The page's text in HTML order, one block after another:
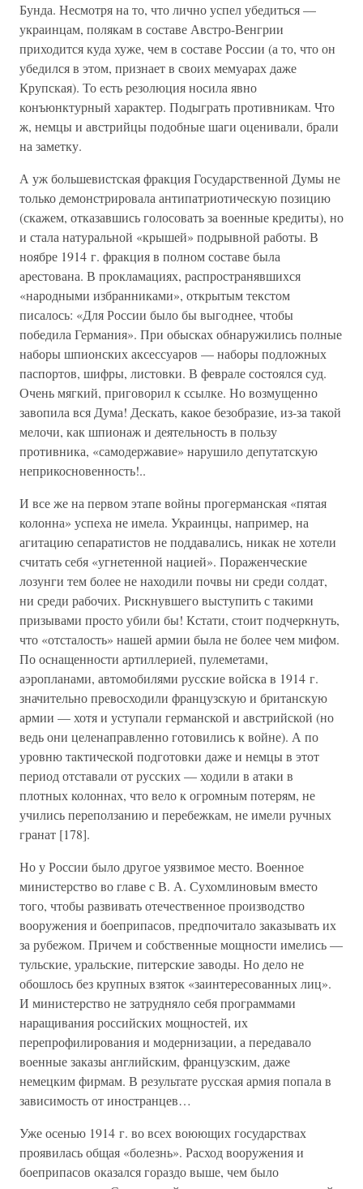
Бунда. Несмотря на то, что лично успел убедиться —
украинцам, полякам в составе Австро-Венгрии
приходится куда хуже, чем в составе России (а то, что он
убедился в этом, признает в своих мемуарах даже
Крупская). То есть резолюция носила явно
конъюнктурный характер. Подыграть противникам. Что
ж, немцы и австрийцы подобные шаги оценивали, брали
на заметку.
А уж большевистская фракция Государственной Думы не
только демонстрировала антипатриотическую позицию
(скажем, отказавшись голосовать за военные кредиты), но
и стала натуральной «крышей» подрывной работы. В
ноябре 1914 г. фракция в полном составе была
арестована. В прокламациях, распространявшихся
«народными избранниками», открытым текстом
писалось: «Для России было бы выгоднее, чтобы
победила Германия». При обысках обнаружились полные
наборы шпионских аксессуаров — наборы подложных
паспортов, шифры, листовки. В феврале состоялся суд.
Очень мягкий, приговорил к ссылке. Но возмущенно
завопила вся Дума! Дескать, какое безобразие, из-за такой
мелочи, как шпионаж и деятельность в пользу
противника, «самодержавие» нарушило депутатскую
неприкосновенность!..
И все же на первом этапе войны прогерманская «пятая
колонна» успеха не имела. Украинцы, например, на
агитацию сепаратистов не поддавались, никак не хотели
считать себя «угнетенной нацией». Пораженческие
лозунги тем более не находили почвы ни среди солдат,
ни среди рабочих. Рискнувшего выступить с такими
призывами просто убили бы! Кстати, стоит подчеркнуть,
что «отсталость» нашей армии была не более чем мифом.
По оснащенности артиллерией, пулеметами,
аэропланами, автомобилями русские войска в 1914 г.
значительно превосходили французскую и британскую
армии — хотя и уступали германской и австрийской (но
ведь они целенаправленно готовились к войне). А по
уровню тактической подготовки даже и немцы в этот
период отставали от русских — ходили в атаки в
плотных колоннах, что вело к огромным потерям, не
учились переползанию и перебежкам, не имели ручных
гранат [178].
Но у России было другое уязвимое место. Военное
министерство во главе с В. А. Сухомлиновым вместо
того, чтобы развивать отечественное производство
вооружения и боеприпасов, предпочитало заказывать их
за рубежом. Причем и собственные мощности имелись —
тульские, уральские, питерские заводы. Но дело не
обошлось без крупных взяток «заинтересованных лиц».
И министерство не затрудняло себя программами
наращивания российских мощностей, их
перепрофилирования и модернизации, а передавало
военные заказы английским, французским, даже
немецким фирмам. В результате русская армия попала в
зависимость от иностранцев…
Уже осенью 1914 г. во всех воюющих государствах
проявилась общая «болезнь». Расход вооружения и
боеприпасов оказался гораздо выше, чем было